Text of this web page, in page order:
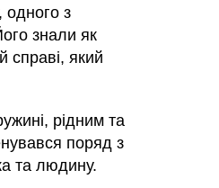
одного з
знали як
справі, який
рідним та
поряд з
та людину.